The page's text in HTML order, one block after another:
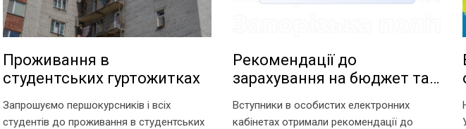
Проживання в
студентських гуртожитках
Запрошуємо першокурсників і всіх
студентів до проживання в студентських
Рекомендації до
зарахування на бюджет та
контракт
Вступники в особистих електронних
кабінетах отримали рекомендації до